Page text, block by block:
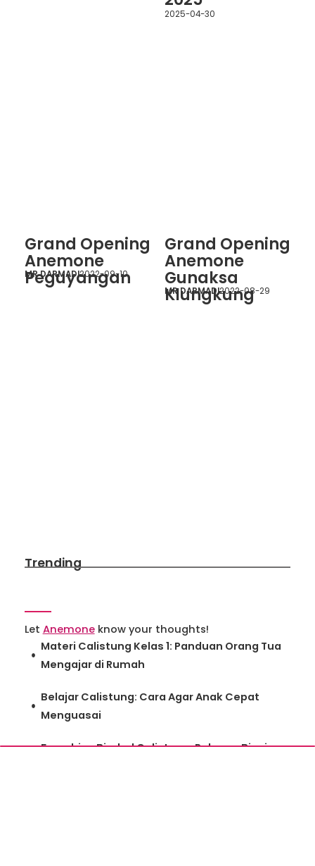
2025-04-30
Grand Opening
Anemone
Peguyangan
MR DARMADI2022-09-10
Grand Opening
Anemone
Gunaksa
Klungkung
MR DARMADI2022-08-29
Trending
Let Anemoneknow your thoughts!
Materi Calistung Kelas 1: Panduan Orang Tua
Mengajar di Rumah
Belajar Calistung: Cara Agar Anak Cepat
Menguasai
Franchise Bimbel Calistung: Peluang Bisnis